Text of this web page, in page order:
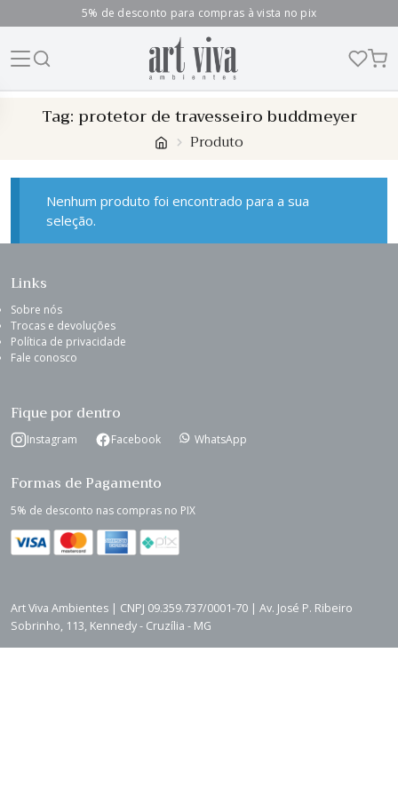
5% de desconto para compras à vista no pix
Tag: protetor de travesseiro buddmeyer
Produto
Nenhum produto foi encontrado para a sua
seleção.
Links
Sobre nós
Trocas e devoluções
Política de privacidade
Fale conosco
Fique por dentro
Instagram Facebook WhatsApp
Formas de Pagamento
5% de desconto nas compras no PIX
Art Viva Ambientes | CNPJ 09.359.737/0001-70 | Av. José P. Ribeiro
Sobrinho, 113, Kennedy - Cruzília - MG